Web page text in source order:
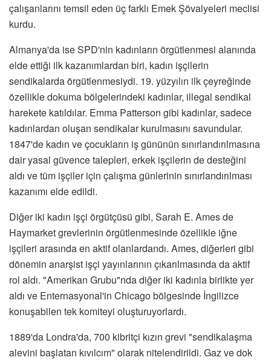
çalışanlarını temsil eden üç farklı Emek Şövalyeleri meclisi
kurdu.
Almanya'da ise SPD'nin kadınların örgütlenmesi alanında
elde ettiği ilk kazanımlardan biri, kadın işçilerin
sendikalarda örgütlenmesiydi. 19. yüzyılın ilk çeyreğinde
özellikle dokuma bölgelerindeki kadınlar, illegal sendikal
harekete katıldılar. Emma Patterson gibi kadınlar, sadece
kadınlardan oluşan sendikalar kurulmasını savundular.
1847'de kadın ve çocukların iş gününün sınırlandırılmasına
dair yasal güvence talepleri, erkek işçilerin de desteğini
aldı ve tüm işçiler için çalışma günlerinin sınırlandırılması
kazanımı elde edildi.
Diğer iki kadın işçi örgütçüsü gibi, Sarah E. Ames de
Haymarket grevlerinin örgütlenmesinde özellikle iğne
işçileri arasında en aktif olanlardandı. Ames, diğerleri gibi
dönemin anarşist işçi yayınlarının çıkarılmasında da aktif
rol aldı. "Amerikan Grubu"nda diğer iki kadınla birlikte yer
aldı ve Enternasyonal'in Chicago bölgesinde İngilizce
konuşabilen tek komiteyi oluşturuyorlardı.
1889'da Londra'da, 700 kibritçi kızın grevi "sendikalaşma
alevini başlatan kıvılcım" olarak nitelendirildi. Gaz ve dok